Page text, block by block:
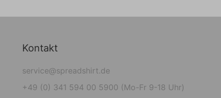
Kontakt
service@spreadshirt.de
+49 (0) 341 594 00 5900 (Mo-Fr 9-18 Uhr)